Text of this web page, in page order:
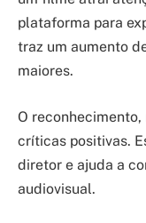
plataforma para
traz um aumento
maiores.
O reconhecimento,
críticas positivas.
diretor e ajuda a
audiovisual.